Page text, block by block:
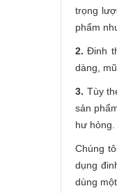
trọng
phẩm
2.Đinh
dàng,
3. Tùy
sản
hư hỏng.
Chúng
dụng
dùng